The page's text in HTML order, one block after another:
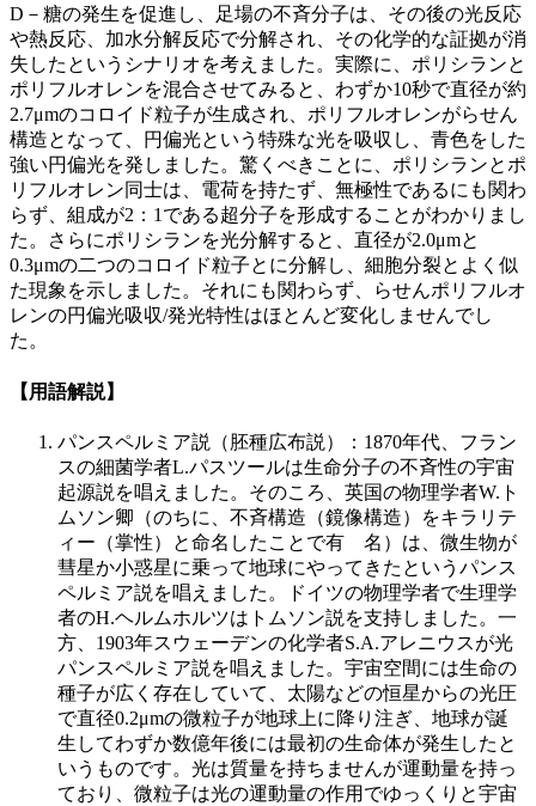
D－糖の発生を促進し、足場の不斉分子は、その後の光反応
や熱反応、加水分解反応で分解され、その化学的な証拠が消
失したというシナリオを考えました。実際に、ポリシランと
ポリフルオレンを混合させてみると、わずか10秒で直径が約
2.7μmのコロイド粒子が生成され、ポリフルオレンがらせん
構造となって、円偏光という特殊な光を吸収し、青色をした
強い円偏光を発しました。驚くべきことに、ポリシランとポ
リフルオレン同士は、電荷を持たず、無極性であるにも関わ
らず、組成が2：1である超分子を形成することがわかりまし
た。さらにポリシランを光分解すると、直径が2.0μmと
0.3μmの二つのコロイド粒子とに分解し、細胞分裂とよく似
た現象を示しました。それにも関わらず、らせんポリフルオ
レンの円偏光吸収/発光特性はほとんど変化しませんでし
た。
【用語解説】
パンスペルミア説（胚種広布説）：1870年代、フラン
スの細菌学者L.パスツールは生命分子の不斉性の宇宙
起源説を唱えました。そのころ、英国の物理学者W.ト
ムソン卿（のちに、不斉構造（鏡像構造）をキラリテ
ィー（掌性）と命名したことで有 名）は、微生物が
彗星か小惑星に乗って地球にやってきたというパンス
ペルミア説を唱えました。ドイツの物理学者で生理学
者のH.ヘルムホルツはトムソン説を支持しました。一
方、1903年スウェーデンの化学者S.A.アレニウスが光
パンスペルミア説を唱えました。宇宙空間には生命の
種子が広く存在していて、太陽などの恒星からの光圧
で直径0.2μmの微粒子が地球上に降り注ぎ、地球が誕
生してわずか数億年後には最初の生命体が発生したと
いうものです。光は質量を持ちませんが運動量を持っ
ており、微粒子は光の運動量の作用でゆっくりと宇宙